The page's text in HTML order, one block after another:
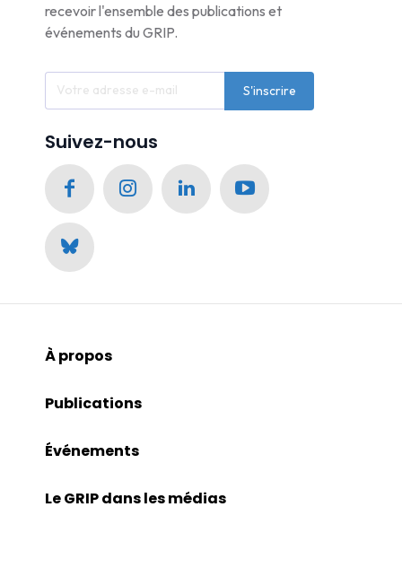
recevoir l'ensemble des publications et
événements du GRIP.
S'inscrire
Suivez-nous
À propos
Publications
Événements
Le GRIP dans les médias